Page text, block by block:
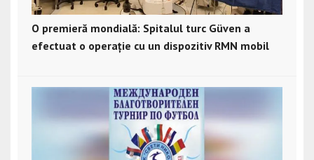
O premieră mondială: Spitalul turc Güven a
efectuat o operație cu un dispozitiv RMN mobil